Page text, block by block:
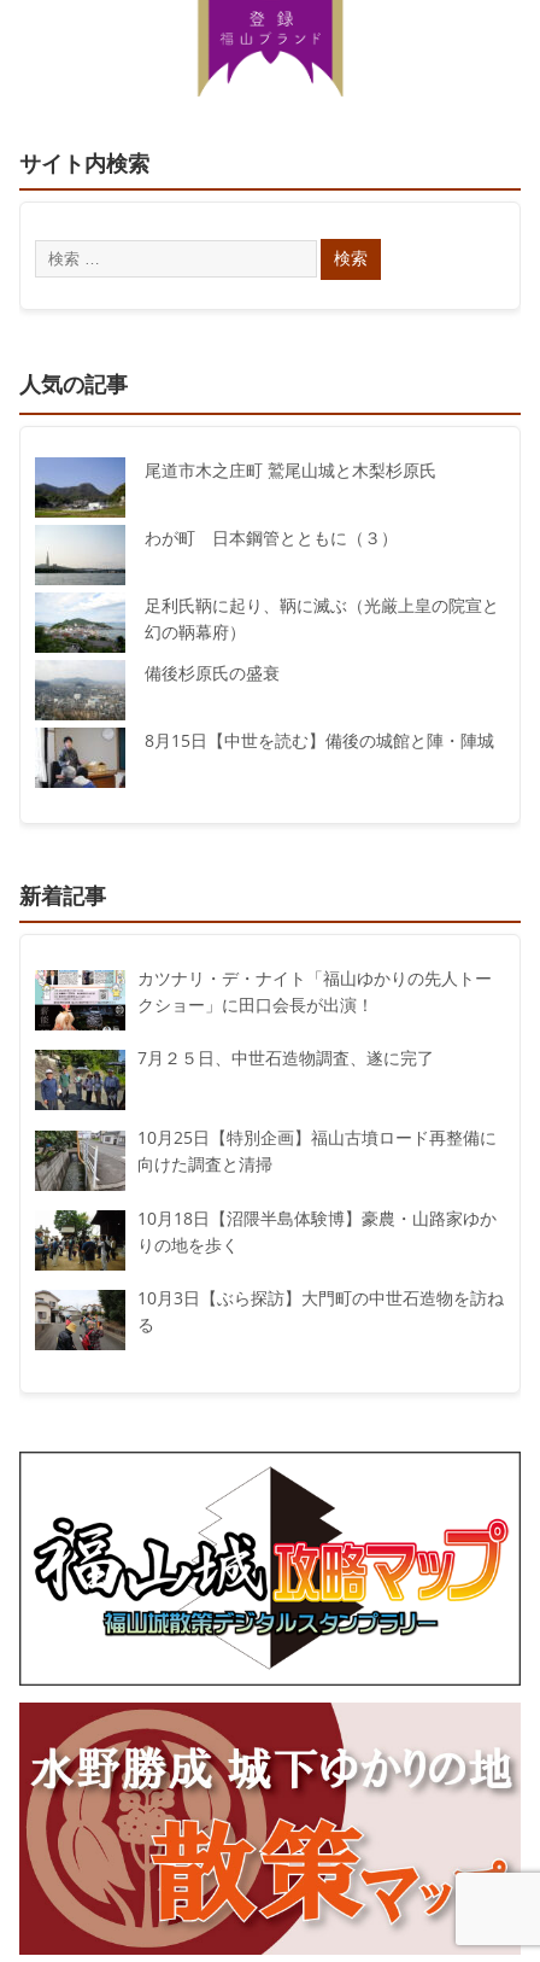
サイト内検索
人気の記事
尾道市木之庄町 鷲尾山城と木梨杉原氏
わが町 日本鋼管とともに（３）
足利氏鞆に起り、鞆に滅ぶ（光厳上皇の院宣と
幻の鞆幕府）
備後杉原氏の盛衰
8月15日【中世を読む】備後の城館と陣・陣城
新着記事
カツナリ・デ・ナイト「福山ゆかりの先人トー
クショー」に田口会長が出演！
7月２５日、中世石造物調査、遂に完了
10月25日【特別企画】福山古墳ロード再整備に
向けた調査と清掃
10月18日【沼隈半島体験博】豪農・山路家ゆか
りの地を歩く
10月3日【ぶら探訪】大門町の中世石造物を訪ね
る